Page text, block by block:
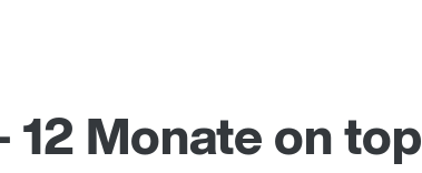
Monate on top